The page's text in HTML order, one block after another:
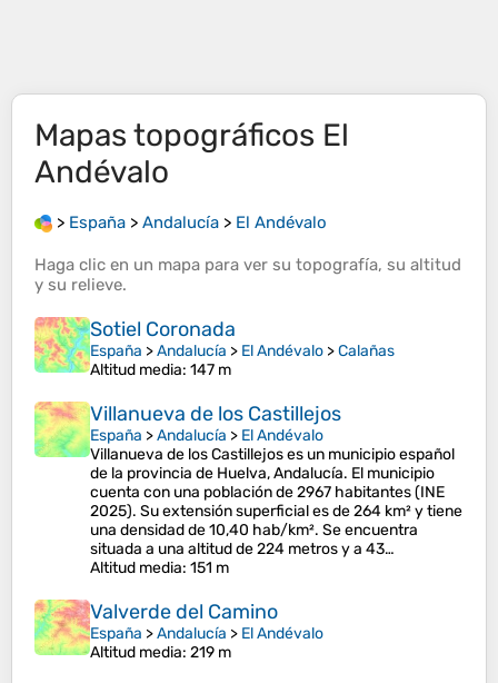
Mapas topográficos El
Andévalo
> España > Andalucía > El Andévalo
Haga clic en un mapa para ver su topografía, su altitud
y su relieve.
Sotiel Coronada
España >Andalucía > El Andévalo >Calañas
Altitud media: 147 m
Villanueva de los Castillejos
España >Andalucía > El Andévalo
Villanueva de los Castillejos es un municipio español
de la provincia de Huelva, Andalucía. El municipio
cuenta con una población de 2967 habitantes (INE
2025). Su extensión superficial es de 264 km² y tiene
una densidad de 10,40 hab/km². Se encuentra
situada a una altitud de 224 metros y a 43…
Altitud media: 151 m
Valverde del Camino
España >Andalucía > El Andévalo
Altitud media: 219 m